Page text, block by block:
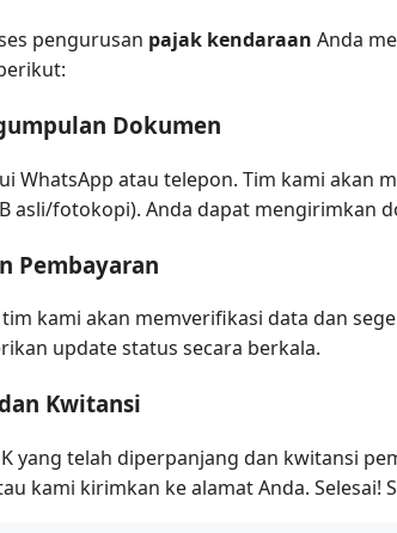
pengurusan pajak kendaraan Anda
Dokumen
WhatsApp atau telepon. Tim kami akan
asli/fotokopi). Anda dapat
Pembayaran
kami akan memverifikasi data dan
update status secara berkala.
Kwitansi
yang telah diperpanjang dan kwitansi
kami kirimkan ke alamat Anda. Selesai!